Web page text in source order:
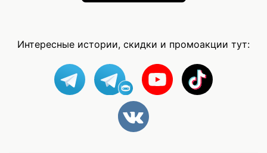
Интересные истории, скидки и промоакции тут: